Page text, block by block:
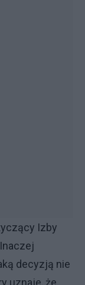
Izby
decyzją nie
uznaje, że